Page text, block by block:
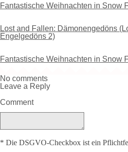
Fantastische Weihnachten in Snow
Lost and Fallen: Dämonengedöns
Engelgedöns 2)
Fantastische Weihnachten in Snow
No comments
Leave a Reply
Comment
* Die DSGVO-Checkbox ist ein